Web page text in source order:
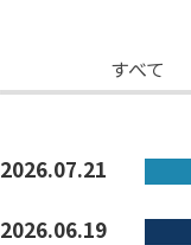
すべて
2026.07.21
2026.06.19